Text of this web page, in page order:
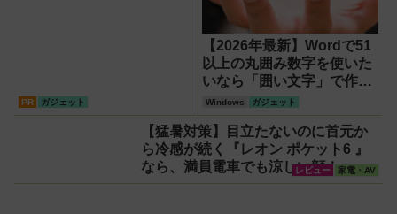
PR ガジェット
【2026年最新】Wordで51
以上の丸囲み数字を使いた
いなら「囲い文字」で作る
【Windows】
Windows ガジェット
【猛暑対策】目立たないのに首元か
ら冷感が続く『レオン ポケット6 』
なら、満員電車でも涼しい顔！
レビュー 家電・AV